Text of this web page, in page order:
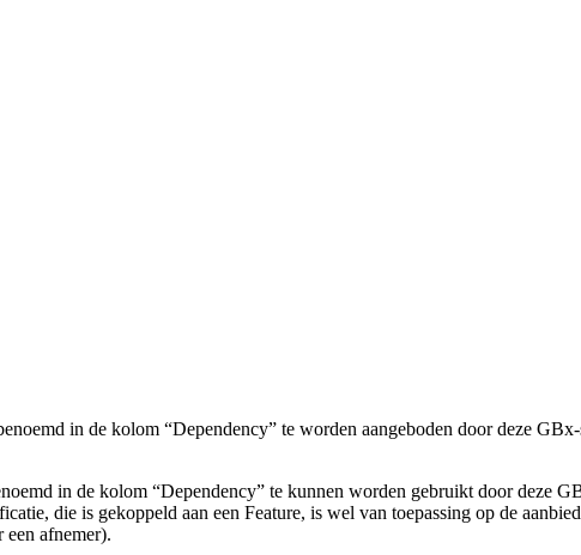
in de kolom “Dependency” te worden aangeboden door deze
in de kolom “Dependency” te kunnen worden gebruikt door deze
die is gekoppeld aan een Feature, is wel van toepassing op de
afnemer).